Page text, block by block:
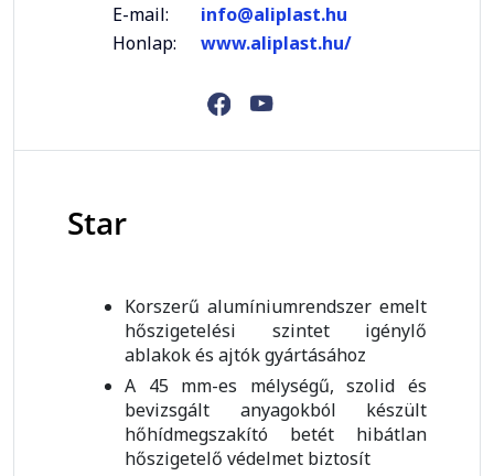
E-mail:
info@aliplast.hu
Honlap:
www.aliplast.hu/
Star
Korszerű alumíniumrendszer emelt
hőszigetelési szintet igénylő
ablakok és ajtók gyártásához
A 45 mm-es mélységű, szolid és
bevizsgált anyagokból készült
hőhídmegszakító betét hibátlan
hőszigetelő védelmet biztosít